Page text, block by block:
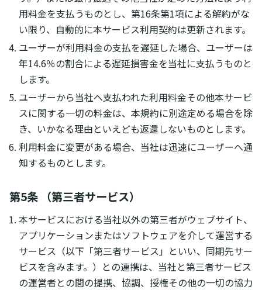
用料金を支払うものとし、第16条第1項による解約がな
い限り、自動的に本サービス利用契約は更新されます。
ユーザーが利用料金の支払を遅延した場合、ユーザーは
年14.6％の割合による遅延損害金を当社に支払うものと
します。
ユーザーから当社へ支払われた利用料金その他本サービ
スに関する一切の料金は、本規約に別途定める場合を除
き、いかなる理由といえども返還しないものとします。
利用料金に変更がある場合、当社は迅速にユーザーへ通
知するものとします。
第5条 （第三者サービス）
本サービスにおける当社以外の第三者がウェブサイト、
アプリケーションまたはソフトウェアを介して運営する
サービス（以下「第三者サービス」といい、同期先サー
ビスを含みます。）との連携は、当社と第三者サービス
の運営者との間の提携、協調、授権その他の一切の協力